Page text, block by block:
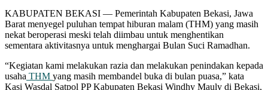
KABUPATEN BEKASI — Pemerintah Kabupaten Bekasi, Jawa
Barat menyegel puluhan tempat hiburan malam (THM) yang masih
nekat beroperasi meski telah diimbau untuk menghentikan
sementara aktivitasnya untuk menghargai Bulan Suci Ramadhan.
“Kegiatan kami melakukan razia dan melakukan penindakan kepada
usaha THM yang masih membandel buka di bulan puasa,” kata
Kasi Wasdal Satpol PP Kabupaten Bekasi Windhy Mauly di Bekasi,